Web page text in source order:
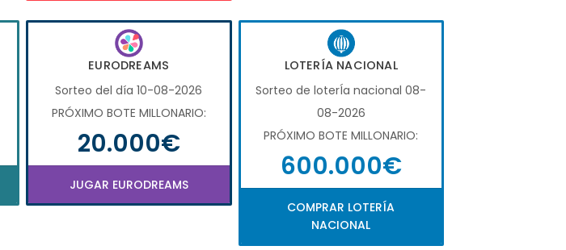
EURODREAMS
Sorteo del día 10-08-2026
PRÓXIMO BOTE MILLONARIO:
20.000€
JUGAR EURODREAMS
LOTERÍA NACIONAL
Sorteo de loterÍa nacional 08-
08-2026
PRÓXIMO BOTE MILLONARIO:
600.000€
COMPRAR LOTERÍA
NACIONAL